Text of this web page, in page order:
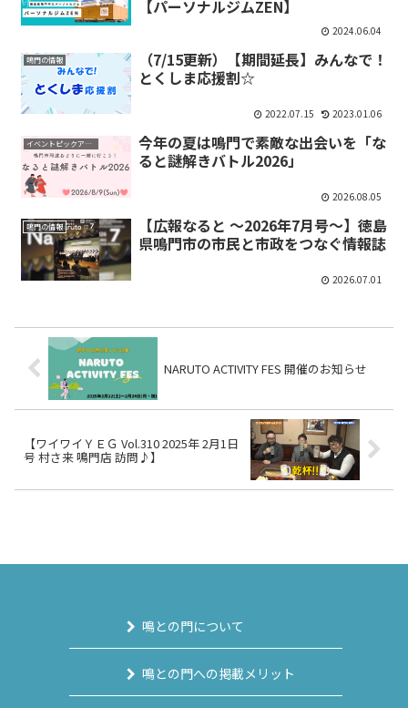
【パーソナルジムZEN】
2024.06.04
鳴門の情報
（7/15更新）【期間延長】みんなで！
とくしま応援割☆
2022.07.15 2023.01.06
イベントピックアップ
今年の夏は鳴門で素敵な出会いを「な
ると謎解きバトル2026」
2026.08.05
鳴門の情報
【広報なると ～2026年7月号～】徳島
県鳴門市の市民と市政をつなぐ情報誌
2026.07.01
NARUTO ACTIVITY FES 開催のお知らせ
【ワイワイＹＥＧ Vol.310 2025年 2月1日
号 村さ来 鳴門店 訪問♪】
鳴との門について
鳴との門への掲載メリット